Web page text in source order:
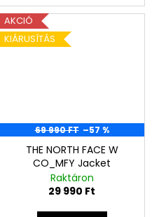
AKCIÓ
KIÁRUSÍTÁS
69 990 FT –57 %
THE NORTH FACE W
CO_MFY Jacket
Raktáron
29 990 Ft